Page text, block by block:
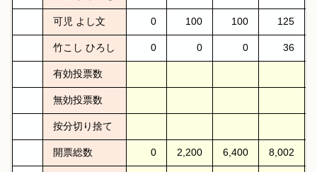
可児 よし文 0 100 100 125
竹こし ひろし 0 0 0 36
有効投票数
無効投票数
按分切り捨て
開票総数 0 2,200 6,400 8,002